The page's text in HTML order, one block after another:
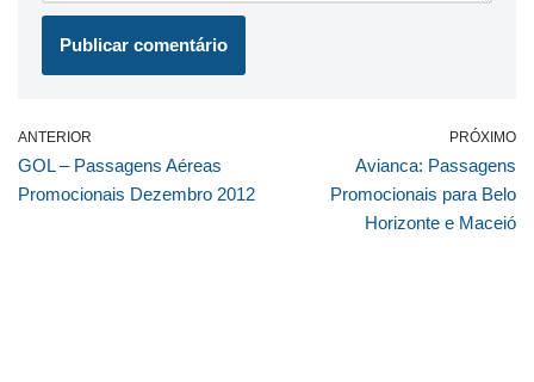
ANTERIOR
GOL – Passagens Aéreas
Promocionais Dezembro 2012
PRÓXIMO
Avianca: Passagens
Promocionais para Belo
Horizonte e Maceió